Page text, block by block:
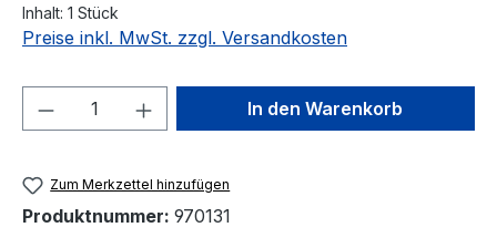
Inhalt: 1 Stück
Preise inkl. MwSt. zzgl. Versandkosten
Produkt Anzahl: Gib denIn den Warenkorb
Zum Merkzettel hinzufügen
Produktnummer: 970131